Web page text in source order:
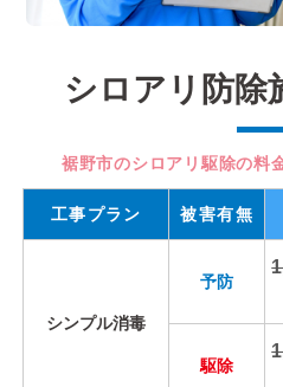
シロアリ防除
裾野市のシロアリ駆除の料
工事プラン 被害有無
シンプル消毒
予防
駆除